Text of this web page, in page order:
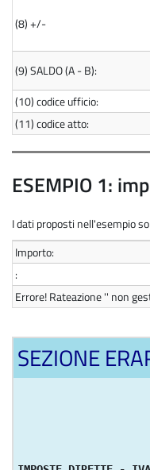
(8)+/-
(9)SALDO (A - B):
(10)codice ufficio:
(11)codice atto:
ESEMPIO 1:
I dati proposti nell'esempio
Importo:
:
Errore! Rateazione '' non
SEZIONE